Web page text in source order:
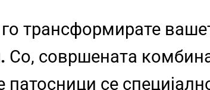
трансформирате
Со, совршената
патосници се